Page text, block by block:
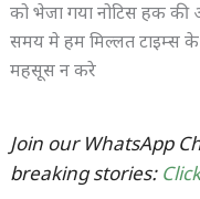
को भेजा गया नोटिस हक
समय मे हम मिल्लत टाइम्स
महसूस न करे
Join our WhatsApp
breaking stories: